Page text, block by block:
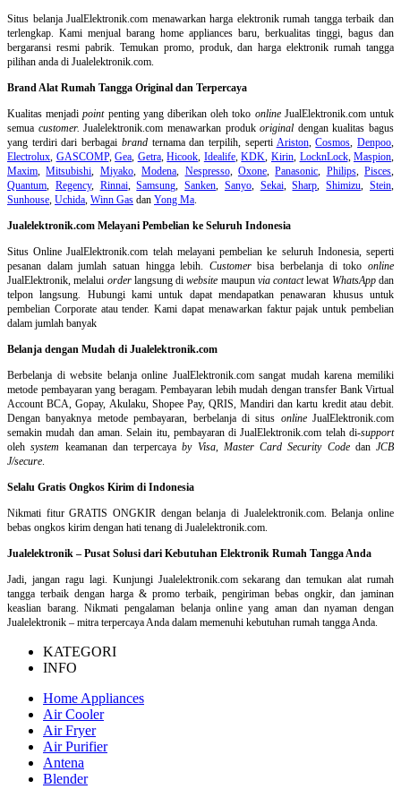
Situs belanjaJualElektronik.com menawarkan harga elektronik rumah tangga terbaik dan
terlengkap. Kami menjual barang home appliances baru, berkualitas tinggi, bagus dan
bergaransi resmi pabrik. Temukan promo, produk, dan harga elektronik rumah tangga
pilihan anda di Jualelektronik.com.
Brand Alat Rumah Tangga Original dan Terpercaya
Kualitas menjadipointpenting yang diberikan oleh toko onlineJualElektronik.com untuk
semua customer. Jualelektronik.com menawarkan produkoriginal dengan kualitas bagus
yang terdiri dari berbagai brandternama dan terpilih, seperti Ariston,Cosmos ,Denpoo
Electrolux GASCOMP,Gea Getra,Hicook Idealife,KDK Kirin, LocknLock,Maspion
Maxim ,Mitsubishi Miyako,Modena Nespresso, Oxone,Panasonic Philips, Pisces
Quantum
Regency, Rinnai,Samsung ,Sanken Sanyo, Sekai,Sharp ,Shimizu ,Stein
Sunhouse Uchida Winn Gas dan Yong Ma
Jualelektronik.com Melayani Pembelian ke Seluruh Indonesia
Situs Online JualElektronik.com telah melayani pembelian ke seluruh Indonesia, seperti
pesanan dalam jumlah satuan hingga lebih. Customerbisa berbelanja di tokoonline
JualElektronik, melalui orderlangsung diwebsite maupun via contactlewat WhatsAppdan
telpon langsung
Hubungi kami untuk dapat mendapatkan penawaran khusus untuk
pembelian Corporate atau tender. Kami dapat menawarkan faktur pajak untuk pembelian
dalam jumlah banyak
Belanja dengan Mudah di Jualelektronik.com
Berbelanja diwebsite belanja online JualElektronik.com sangat mudah karena memiliki
metode pembayaran yang beragam. Pembayaran lebih mudah dengan transfer Bank Virtual
Account BCA, Gopay, Akulaku, Shopee Pay, QRIS, Mandiri dan kartu kredit atau debit.
Dengan banyaknya metode pembayaran, berbelanja di situs onlineJualElektronik.com
semakin mudah dan aman. Selain itu, pembayaran di JualElektronik.com telah di-support
olehsystem keamanan dan terpercayaby Visa, Master Card Security Codedan JCB
J/secure
Selalu Gratis Ongkos Kirim di Indonesia
Nikmati fitur GRATIS ONGKIR dengan belanja di Jualelektronik.com. Belanja online
bebas ongkos kirim dengan hati tenang di Jualelektronik.com.
Jualelektronik – Pusat Solusi dari Kebutuhan Elektronik Rumah Tangga Anda
Jadi, jangan ragu lagi. Kunjungi Jualelektronik.com sekarang dan temukan alat rumah
tangga terbaik dengan harga & promo terbaik, pengiriman bebas ongkir, dan jaminan
keaslian barang. Nikmati pengalaman belanja online yang aman dan nyaman dengan
Jualelektronik – mitra terpercaya Anda dalam memenuhi kebutuhan rumah tangga Anda.
KATEGORI
INFO
Home Appliances
Air Cooler
Air Fryer
Air Purifier
Antena
Blender